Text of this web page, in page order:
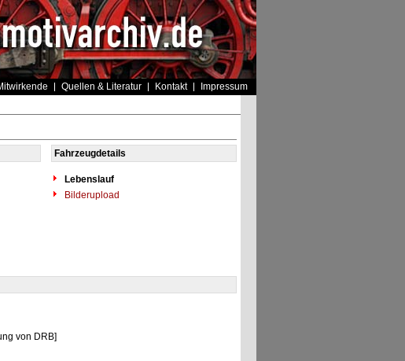
Quellen & Literatur Kontakt Impressum
Fahrzeugdetails
Lebenslauf
Bilderupload
von DRB]